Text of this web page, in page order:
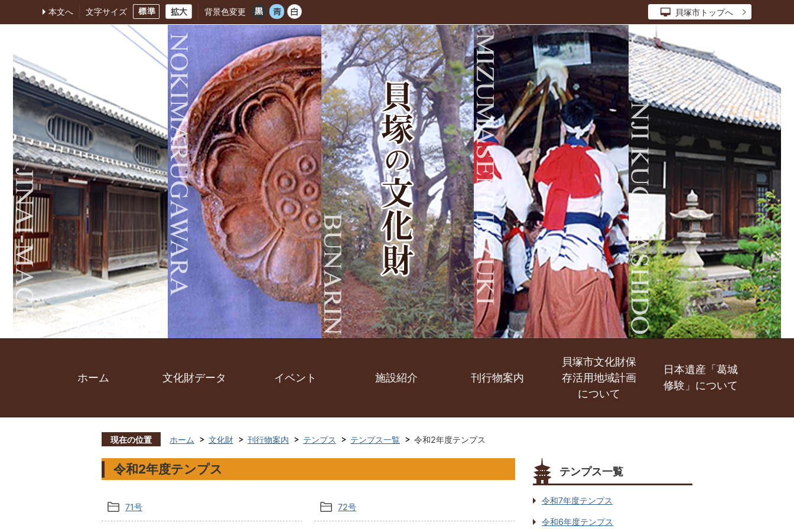
本文へ 文字サイズ 背景色変更 貝塚市トップへ
ホーム 文化財データ イベント 施設紹介 刊行物案内
貝塚市文化財保
存活用地域計画
について
日本遺産「葛城
修験」について
現在の位置 ホーム 文化財 刊行物案内 テンプス テンプス一覧 令和2年度テンプス
令和2年度テンプス
71号 72号
テンプス一覧
令和7年度テンプス
令和6年度テンプス